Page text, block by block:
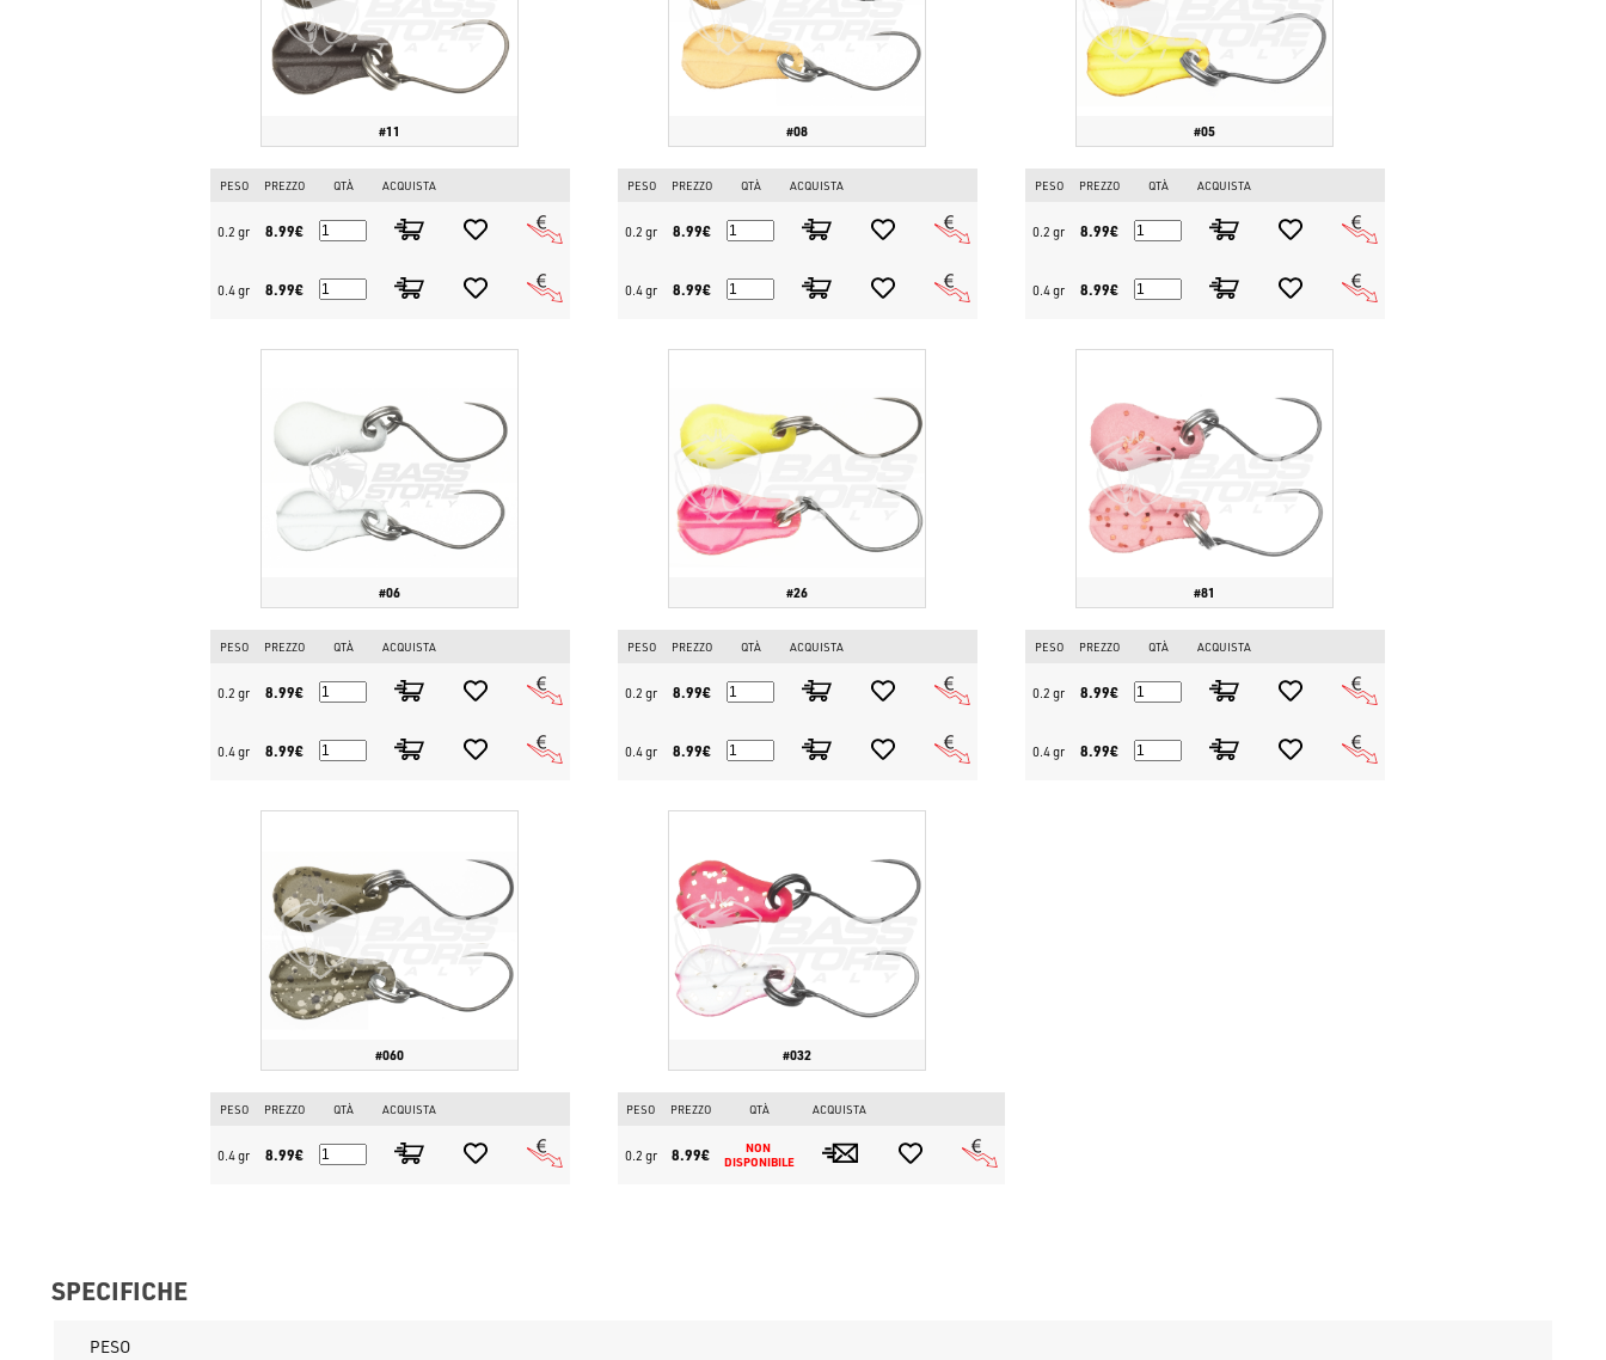
#11
PESO PREZZO QTÀ ACQUISTA
0.2 gr 8.99€
0.4 gr 8.99€
#08
PESO PREZZO QTÀ ACQUISTA
0.2 gr 8.99€
0.4 gr 8.99€
#05
PESO PREZZO QTÀ ACQUISTA
0.2 gr 8.99€
0.4 gr 8.99€
#06
PESO PREZZO QTÀ ACQUISTA
0.2 gr 8.99€
0.4 gr 8.99€
#26
PESO PREZZO QTÀ ACQUISTA
0.2 gr 8.99€
0.4 gr 8.99€
#81
PESO PREZZO QTÀ ACQUISTA
0.2 gr 8.99€
0.4 gr 8.99€
#060
PESO PREZZO QTÀ ACQUISTA
0.4 gr 8.99€
#032
PESO PREZZO QTÀ ACQUISTA
0.2 gr 8.99€
NON
DISPONIBILE
SPECIFICHE
PESO